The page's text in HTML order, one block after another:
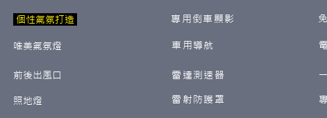
專用倒車顯影
​ 個性氣氛打造
唯美氣氛燈 車用導航
前後出風口 雷達測速器
照地燈 雷射防護罩